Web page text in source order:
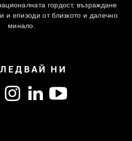
гордост, възраждане
и епизоди от близкото и далечно
минало.
НИ